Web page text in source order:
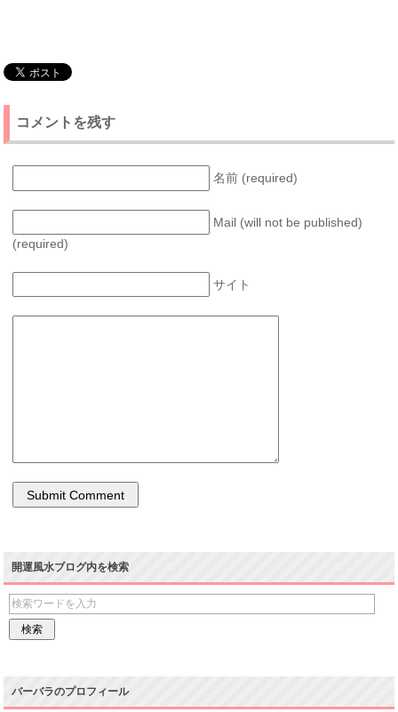
コメントを残す
名前 (required)
Mail (will not be published)
(required)
サイト
開運風水ブログ内を検索
バーバラのプロフィール